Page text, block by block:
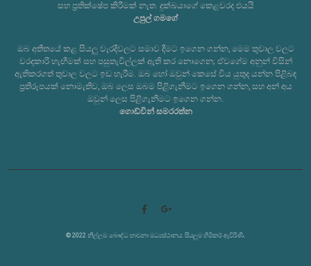
සහ ප්‍රතික්ෂේප කිරීමක් නැත. දුක්ඛයාගේ කෙළවරද එයයි
උපුල් ගමගේ
ඔබ අතීතයේ කළ සියලු වැරදිවලට සමාව දීමට ඉගෙන ගන්න, මෙම තුවාල වලට
වරදකාරි හැඟීමක් සහ පසුතැවිල්ලක් ඇති කර නොගෙන; ඒවගේම අනුන් විසින්
ඇතිකරගත් තුවාල වලට ඉඩ හැරීම. ඔබ හෝ ඔවුන් කෙසේ විය යුතුද යන්න පිළිබඳ
ප්‍රතිරූපයක් නොමැතිව, ඔබ ලෙස ඔබම පිළිගැනීමට ඉගෙන ගන්න, සහ අන් අය
ඔවුන් ලෙස පිළිගැනීමට ඉගෙන ගන්න.
ගොඩ්වින් සමරරත්න
© 2022 නිල්ලඹ බෞද්ධ භාවනා මධ්‍යස්ථානය. සියලුම හිමිකම් ඇවිරිණි.